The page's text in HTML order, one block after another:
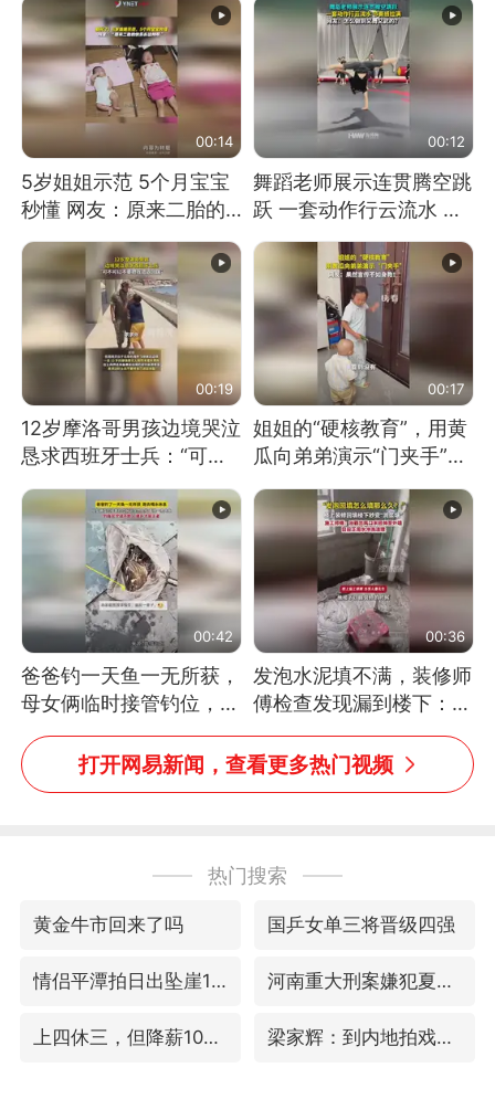
00:14
5岁姐姐示范 5个月宝宝
秒懂 网友：原来二胎的
快乐长这样
00:12
舞蹈老师展示连贯腾空跳
跃 一套动作行云流水 节
奏感拉满 网友：怎么做
到又舞又武的？
00:19
12岁摩洛哥男孩边境哭泣
恳求西班牙士兵：“可不
可以不要把我遣返回国”
00:17
姐姐的“硬核教育”，用黄
瓜向弟弟演示“门夹手”，
网友：果然言传不如身
教！
00:42
爸爸钓一天鱼一无所获，
母女俩临时接管钓位，用
玩具鱼竿钓上大鱼
00:36
发泡水泥填不满，装修师
傅检查发现漏到楼下：出
风口未延伸到外墙
打开网易新闻，查看更多热门视频
热门搜索
黄金牛市回来了吗 国乒女单三将晋级四强
情侣平潭拍日出坠崖1死1伤 河南重大刑案嫌犯夏某钢落网
上四休三，但降薪1000元，你接受吗？ 梁家辉：到内地拍戏不是北上是回归